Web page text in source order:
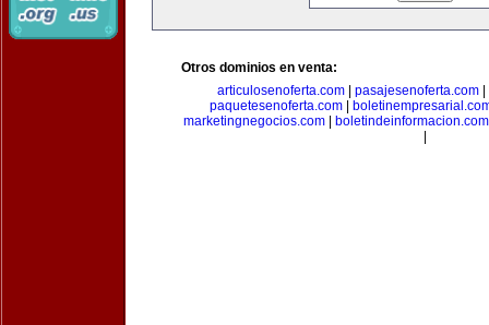
Otros dominios en venta:
articulosenoferta.com
pasajesenoferta.com
paquetesenoferta.com|
marketingnegocios.com
boletindeinformacion.com